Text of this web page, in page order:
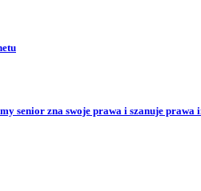
senior zna swoje prawa i szanuje prawa